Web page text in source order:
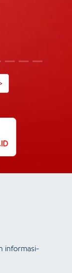
informasi-